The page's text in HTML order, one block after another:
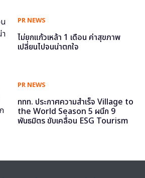
PR NEWS
ไม่ยกแก้วเหล้า 1 เดือน ค่าสุขภาพ
เปลี่ยนไปจนน่าตกใจ
PR NEWS
ททท. ประกาศความสำเร็จ Village to
the World Season 5 ผนึก 9
พันธมิตร ขับเคลื่อน ESG Tourism